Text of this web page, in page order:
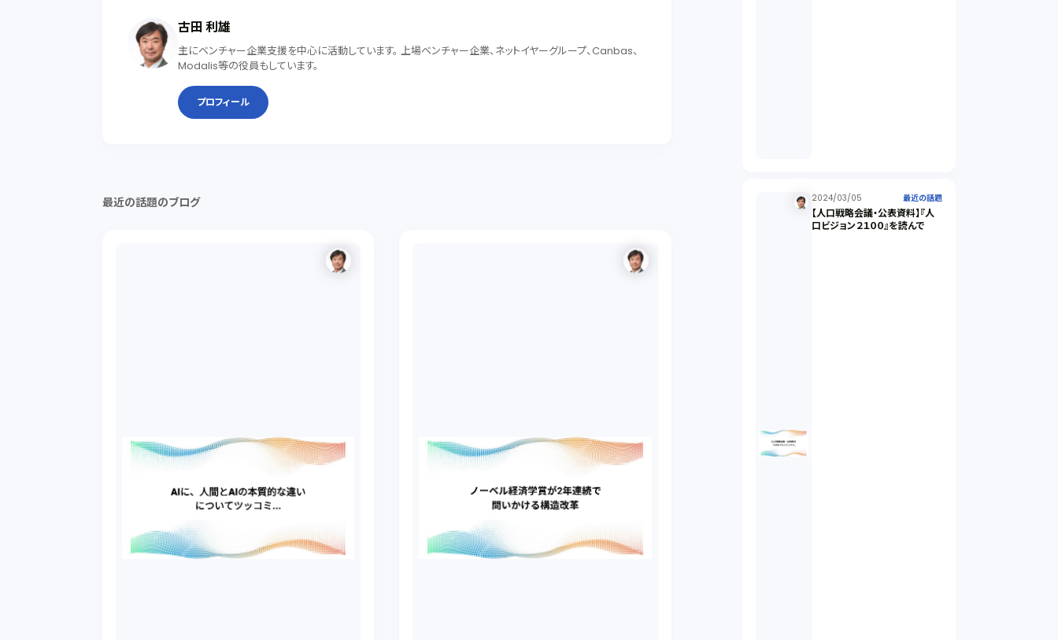
古田 利雄
主にベンチャー企業支援を中心に活動しています。 上場ベンチャー企業、ネットイヤーグループ、Canbas、
Modalis等の役員もしています。
プロフィール
最近の話題のブログ 消費者契約法（5）
労働者派遣法（1）
2024/03/05 最近の話題
【人口戦略会議・公表資料】『人
口ビジョン２１００』を読んで